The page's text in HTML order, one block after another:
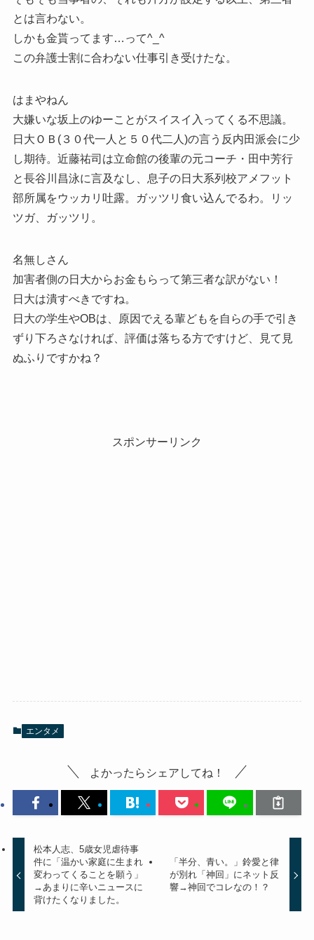
とは言わない。
しかも金貰ってます…って^_^
この弁護士割に合わない仕事引き受けたな。
はまやねん
大嫌いな坂上のゆーことがスイスイ入ってくる不思議。
日大ＯＢ(３０代一人と５０代二人)の言う反内田派会に少
し期待。近藤祐司は立命館の後輩の元コーチ・田中芳行
と長谷川昌泳に言及なし、息子の日大系列校アメフット
部所属をウッカリ吐露。ガッツリ食い込んでるわ。リッ
ツガ、ガッツリ。
名無しさん
加害者側の日大からお金もらって第三者な訳がない！
日大は潰すべきですね。
日大の学生やOBは、原因でえる輩どもを自らの手で引き
ずり下ろさなければ、評価は落ちる方ですけど、見て見
ぬふりですかね？
スポンサーリンク
エンタメ
よかったらシェアしてね！
松本人志、5歳女児虐待事
件に「温かい家庭に生まれ
変わってくることを願う」
→あまりに辛いニュースに
背けたくなりました。
「半分、青い。」鈴愛と律
が別れ「神回」にネット反
響→神回でコレなの！？